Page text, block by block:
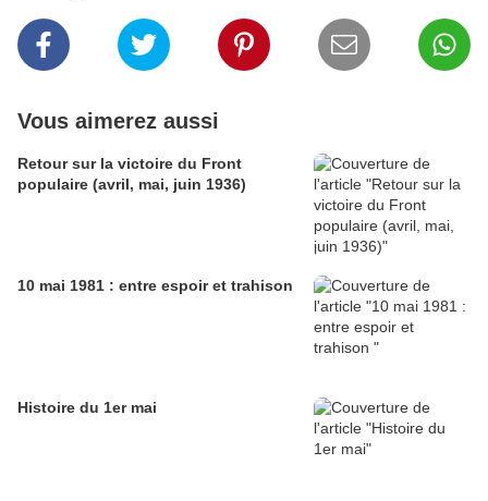
Vous aimerez aussi
Retour sur la victoire du Front
populaire (avril, mai, juin 1936)
10 mai 1981 : entre espoir et trahison
Histoire du 1er mai